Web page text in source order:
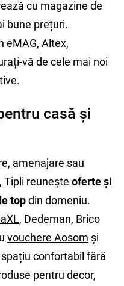
cu magazine de
bune prețuri.
eMAG, Altex,
vă de cele mai noi
casă și
amenajare sau
Tipli reunește oferte și
topdin domeniu.
, Dedeman, Brico
vouchere Aosom și
confortabil fără
pentru decor,